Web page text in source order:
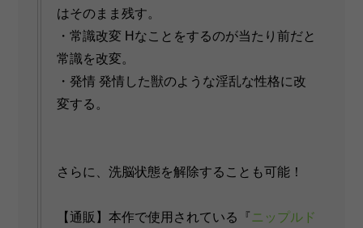
はそのまま残す。
・常識改変 Hなことをするのが当たり前だと
常識を改変。
・発情 発情した獣のような淫乱な性格に改
変する。
さらに、洗脳状態を解除することも可能！
【通販】本作で使用されている『 ニップルド